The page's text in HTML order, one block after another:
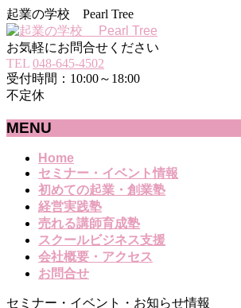
起業の学校 Pearl Tree
お気軽にお問合せください
TEL 048-645-4502
受付時間：10:00～18:00
不定休
MENU
Home
セミナー・イベント情報
初めての起業・創業塾
経営実践塾
売れる講師育成塾
スクールビジネス支援
会社概要・アクセス
お問合せ
セミナー・イベント・お知らせ情報